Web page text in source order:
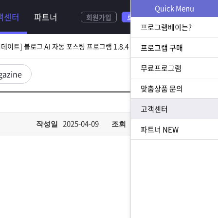
센터 파트너 회원가입 로그인
[ 2026.08.05 업데이트] 스토어 사업자 디비 추출 프로그램 1.5.9 업데이트
[ 2026.07.31 업데이트] 블로그 AI 자동 포스팅 프로그램 1.8.4 업데이트
이트] N사 쪽지 자동 발송 프로그램 1.3.0 업데이트
[ 2026.07.23 업데이트] 황금 키워드 수집 추출 프로그램 1.1.8 업데이트
작성일 2025-04-09 조회
Quick Menu
프로그램베이는?
프로그램 구매
무료프로그램
맞춤상품 문의
고객센터
파트너 NEW